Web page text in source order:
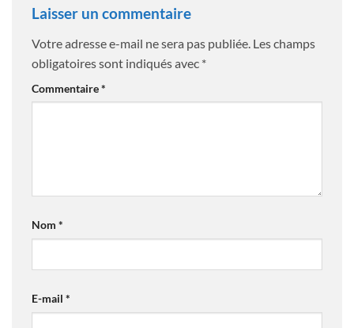
Laisser un commentaire
Votre adresse e-mail ne sera pas publiée. Les champs
obligatoires sont indiqués avec *
Commentaire*
Nom *
E-mail *